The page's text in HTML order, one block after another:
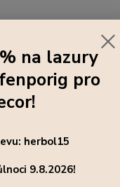
Hledat
Allzweck-Lasur - lazura,
Lasur -
na lazury
pro
herbol15
9.8.2026!